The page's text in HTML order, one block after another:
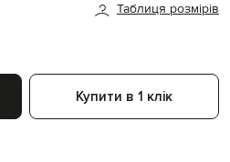
Таблиця розмірів
Купити в 1 клік